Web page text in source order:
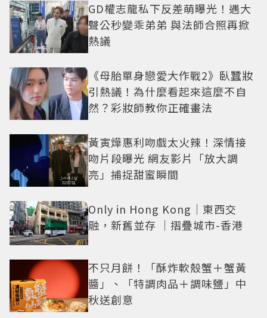
GD權志龍私下反差萌曝光！遇大
聲公秒變乖弟弟 與法師合照再掀
熱議
《母胎單身戀愛大作戰2》臥蠶妝
引熱議！為什麼看起來這麼不自
然？彩妝師教你正確畫法
黃寅燁惠利吻戲太火辣！深情接
吻片段曝光 網友影片「放大調
亮」捕捉甜蜜瞬間
Only in Hong Kong｜東西交
融，新舊並存 ｜摺疊城市-香港
不只月餅！「酥炸軟殼蟹＋蟹黃
醬」、「特調肉品＋調味鹽」中
秋送創意